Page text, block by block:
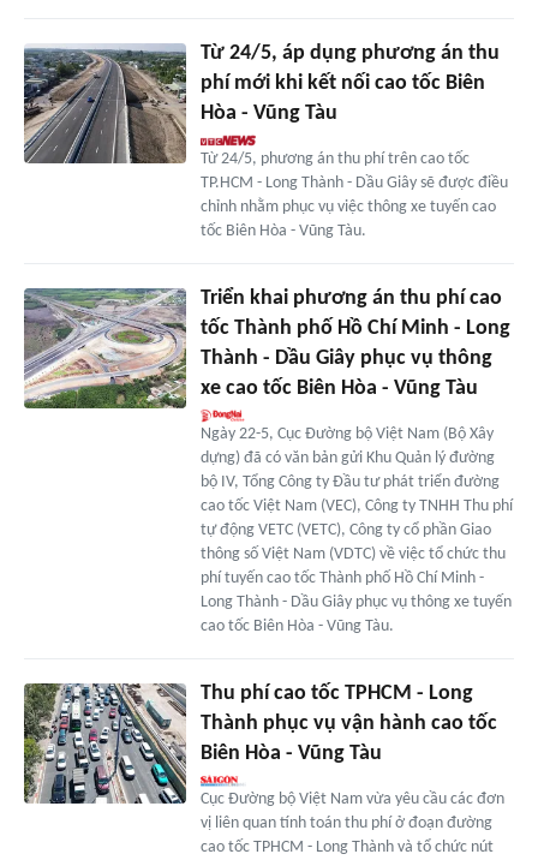
Từ 24/5, áp dụng phương án thu
phí mới khi kết nối cao tốc Biên
Hòa - Vũng Tàu
Từ 24/5, phương án thu phí trên cao tốc
TP.HCM - Long Thành - Dầu Giây sẽ được điều
chỉnh nhằm phục vụ việc thông xe tuyến cao
tốc Biên Hòa - Vũng Tàu.
Triển khai phương án thu phí cao
tốc Thành phố Hồ Chí Minh - Long
Thành - Dầu Giây phục vụ thông
xe cao tốc Biên Hòa - Vũng Tàu
Ngày 22-5, Cục Đường bộ Việt Nam (Bộ Xây
dựng) đã có văn bản gửi Khu Quản lý đường
bộ IV, Tổng Công ty Đầu tư phát triển đường
cao tốc Việt Nam (VEC), Công ty TNHH Thu phí
tự động VETC (VETC), Công ty cổ phần Giao
thông số Việt Nam (VDTC) về việc tổ chức thu
phí tuyến cao tốc Thành phố Hồ Chí Minh -
Long Thành - Dầu Giây phục vụ thông xe tuyến
cao tốc Biên Hòa - Vũng Tàu.
Thu phí cao tốc TPHCM - Long
Thành phục vụ vận hành cao tốc
Biên Hòa - Vũng Tàu
Cục Đường bộ Việt Nam vừa yêu cầu các đơn
vị liên quan tính toán thu phí ở đoạn đường
cao tốc TPHCM - Long Thành và tổ chức nút